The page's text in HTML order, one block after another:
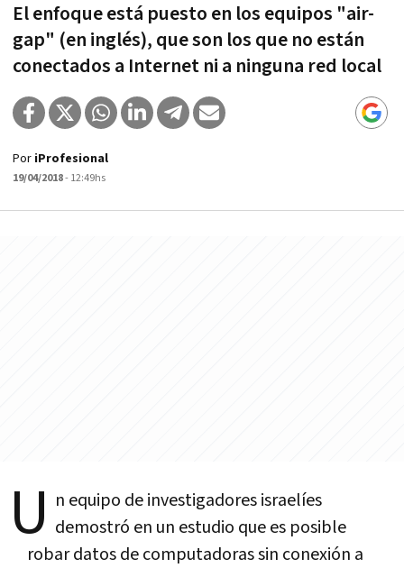
El enfoque está puesto en los equipos "air-
gap" (en inglés), que son los que no están
conectados a Internet ni a ninguna red local
Por iProfesional
19/04/2018- 12:49hs
U n equipo de investigadores israelí­es
demostró en un estudio que es posible
robar datos de computadoras sin conexión a